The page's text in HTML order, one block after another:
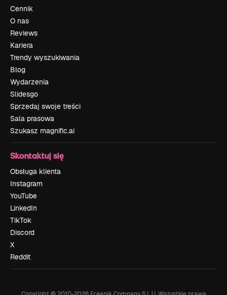
Cennik
O nas
Reviews
Kariera
Trendy wyszukiwania
Blog
Wydarzenia
Slidesgo
Sprzedaj swoje treści
Sala prasowa
Szukasz magnific.ai
Skontaktuj się
Obsługa klienta
Instagram
YouTube
LinkedIn
TikTok
Discord
X
Reddit